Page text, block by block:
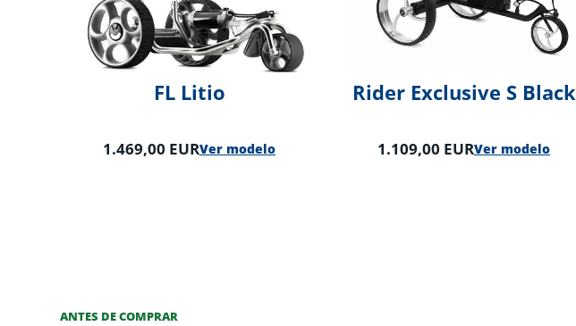
FL Litio
1.469,00 EURVer modelo
Rider Exclusive S Black
1.109,00 EURVer modelo
ANTES DE COMPRAR